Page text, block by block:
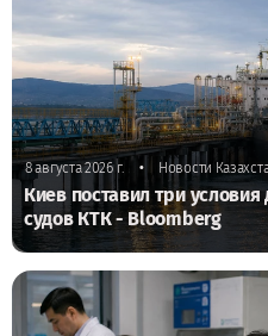
8 августа 2026 г. • Новости
Киев поставил три
судов КТК - Bloomberg